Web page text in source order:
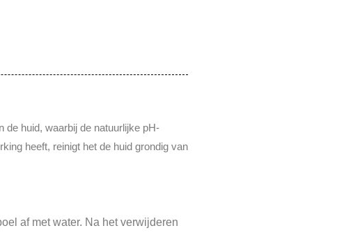
de huid, waarbij de natuurlijke pH-
heeft, reinigt het de huid grondig van
af met water. Na het verwijderen